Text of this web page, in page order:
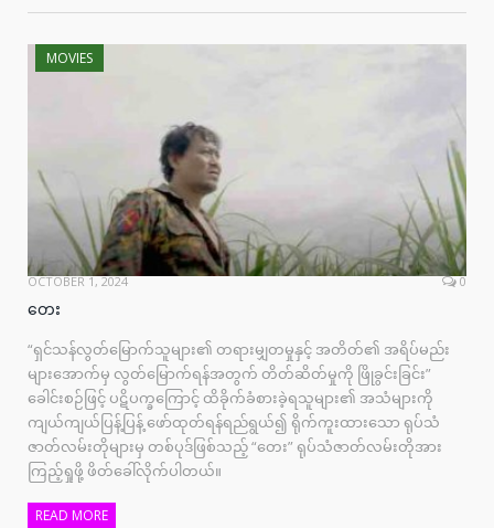
MOVIES
OCTOBER 1, 2024 0
တေး
“ရှင်သန်လွတ်မြောက်သူများ၏ တရားမျှတမှုနှင့် အတိတ်၏ အရိပ်မည်း
များအောက်မှ လွတ်မြောက်ရန်အတွက် တိတ်ဆိတ်မှုကို ဖြိုခွင်းခြင်း”
ခေါင်းစဉ်ဖြင့် ပဋိပက္ခကြောင့် ထိခိုက်ခံစားခဲ့ရသူများ၏ အသံများကို
ကျယ်ကျယ်ပြန့်ပြန့် ဖော်ထုတ်ရန်ရည်ရွယ်၍ ရိုက်ကူးထားသော ရုပ်သံ
ဇာတ်လမ်းတိုများမှ တစ်ပုဒ်ဖြစ်သည့် “တေး” ရုပ်သံဇာတ်လမ်းတိုအား
ကြည့်ရှုဖို့ ဖိတ်ခေါ်လိုက်ပါတယ်။
READ MORE